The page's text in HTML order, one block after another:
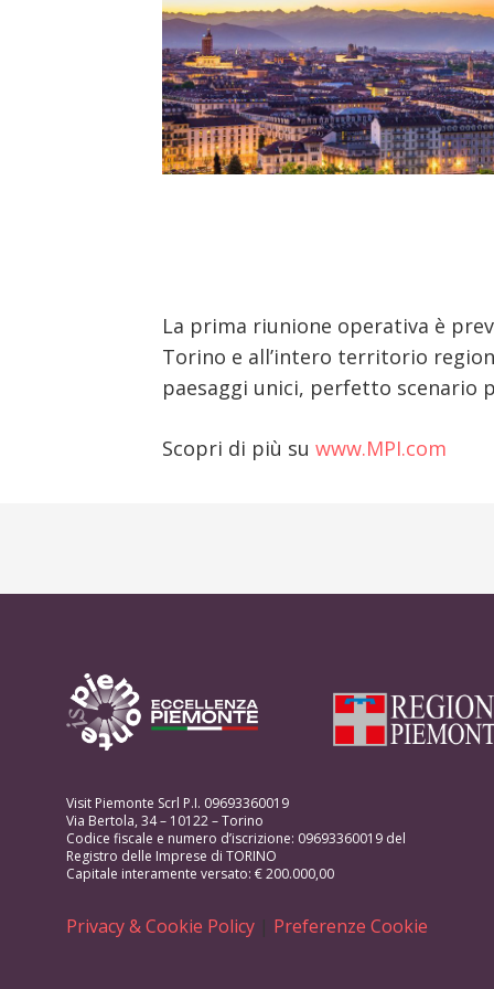
La prima riunione operativa è
Torino e all’intero territorio
paesaggi unici, perfetto scenario
Scopri di più su www.MPI.com
Visit Piemonte Scrl P.I. 09693360019
Via Bertola, 34 – 10122 – Torino
Codice fiscale e numero d’iscrizione: 09693360019 del
Registro delle Imprese di TORINO
Capitale interamente versato: € 200.000,00
Privacy & Cookie Policy | Preferenze Cookie